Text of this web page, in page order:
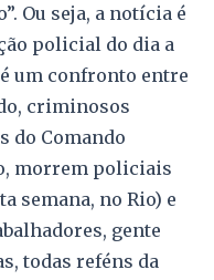
Ou seja, a notícia é
policial do dia a
um confronto entre
criminosos
do Comando
morrem policiais
semana, no Rio) e
gente
todas reféns da